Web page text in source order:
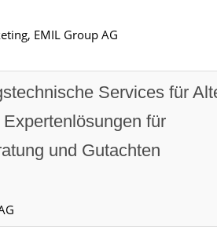
EMIL Group AG
Services für
für
und Gutachten